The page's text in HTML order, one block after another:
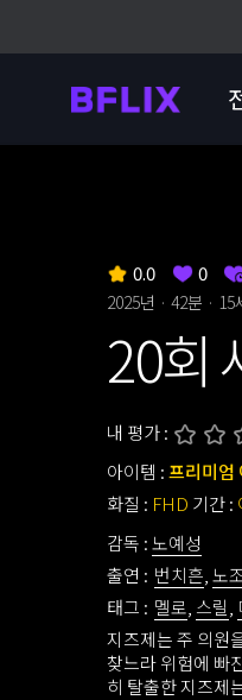
0.0 0
2025년 · 42분 · 15
20회
내 평가 :
아이템 :프리미엄
화질 : FHD 기간 :
감독 :노예성
출연 : 번치흔 노
태그 : 멜로 스릴
지즈제는 주 의원
찾느라 위험에 빠
히 탈출한 지즈제